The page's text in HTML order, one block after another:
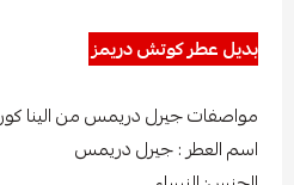
بديل عطر كوتش دريمز
مواصفات جيرل دريمس من الينا
اسم العطر : جيرل دريمس